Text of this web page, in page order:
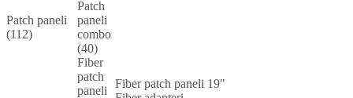
Patch paneli
(112)
Patch
paneli
combo
(40)
Fiber
patch
paneli
Fiber patch paneli 19"